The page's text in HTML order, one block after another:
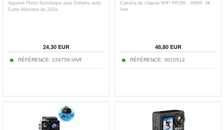
Appareil Photo Numérique pour Enfants avec
Carte Mémoire de 32Go
24,30EUR
RÉFÉRENCE: 224758-VAR
Caméra de chasse WiFi PR300 - 60MP, 4K -
Vert
48,80EUR
RÉFÉRENCE: 3015512